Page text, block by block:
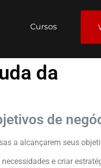
Cursos
da
de
a alcançarem seus
e criar